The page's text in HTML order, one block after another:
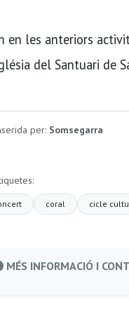
en les anteriors
del Santuari de
per: Somsegarra
coral cicle
MÉS INFORMACIÓ I